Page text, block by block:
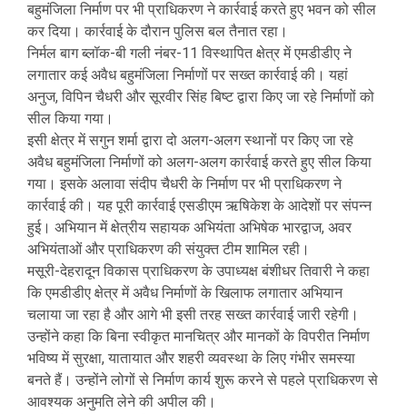
बहुमंजिला निर्माण पर भी प्राधिकरण ने कार्रवाई करते हुए भवन को सील
कर दिया। कार्रवाई के दौरान पुलिस बल तैनात रहा।
निर्मल बाग ब्लॉक-बी गली नंबर-11 विस्थापित क्षेत्र में एमडीडीए ने
लगातार कई अवैध बहुमंजिला निर्माणों पर सख्त कार्रवाई की। यहां
अनुज, विपिन चैधरी और सूरवीर सिंह बिष्ट द्वारा किए जा रहे निर्माणों को
सील किया गया।
इसी क्षेत्र में सगुन शर्मा द्वारा दो अलग-अलग स्थानों पर किए जा रहे
अवैध बहुमंजिला निर्माणों को अलग-अलग कार्रवाई करते हुए सील किया
गया। इसके अलावा संदीप चैधरी के निर्माण पर भी प्राधिकरण ने
कार्रवाई की। यह पूरी कार्रवाई एसडीएम ऋषिकेश के आदेशों पर संपन्न
हुई। अभियान में क्षेत्रीय सहायक अभियंता अभिषेक भारद्वाज, अवर
अभियंताओं और प्राधिकरण की संयुक्त टीम शामिल रही।
मसूरी-देहरादून विकास प्राधिकरण के उपाध्यक्ष बंशीधर तिवारी ने कहा
कि एमडीडीए क्षेत्र में अवैध निर्माणों के खिलाफ लगातार अभियान
चलाया जा रहा है और आगे भी इसी तरह सख्त कार्रवाई जारी रहेगी।
उन्होंने कहा कि बिना स्वीकृत मानचित्र और मानकों के विपरीत निर्माण
भविष्य में सुरक्षा, यातायात और शहरी व्यवस्था के लिए गंभीर समस्या
बनते हैं। उन्होंने लोगों से निर्माण कार्य शुरू करने से पहले प्राधिकरण से
आवश्यक अनुमति लेने की अपील की।